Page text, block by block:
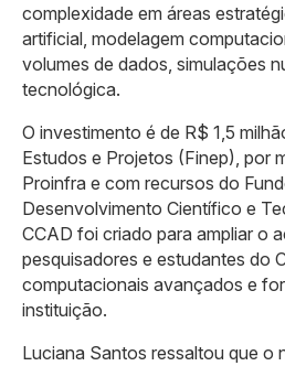
complexidade em áreas
artificial, modelagem
volumes de dados, simulações
tecnológica.
O investimento é de R$ 1,5
Estudos e Projetos (Finep), por
Proinfra e com recursos do
Desenvolvimento Científico e
CCAD foi criado para ampliar o
pesquisadores e estudantes do
computacionais avançados e
instituição.
Luciana Santos ressaltou que o